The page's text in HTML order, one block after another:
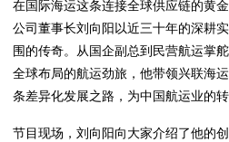
在国际海运这条连接全球供应链的黄
公司董事长刘向阳以近三十年的深耕
围的传奇。从国企副总到民营航运掌
全球布局的航运劲旅，他带领兴联海
条差异化发展之路，为中国航运业的
节目现场，刘向阳向大家介绍了他的